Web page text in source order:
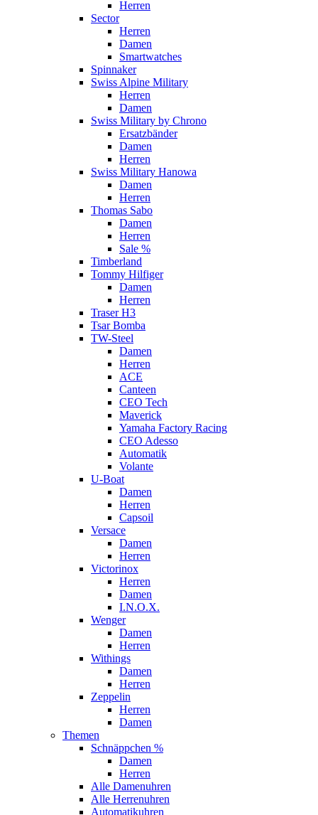
Herren
Sector
Herren
Damen
Smartwatches
Spinnaker
Swiss Alpine Military
Herren
Damen
Swiss Military by Chrono
Ersatzbänder
Damen
Herren
Swiss Military Hanowa
Damen
Herren
Thomas Sabo
Damen
Herren
Sale %
Timberland
Tommy Hilfiger
Damen
Herren
Traser H3
Tsar Bomba
TW-Steel
Damen
Herren
ACE
Canteen
CEO Tech
Maverick
Yamaha Factory Racing
CEO Adesso
Automatik
Volante
U-Boat
Damen
Herren
Capsoil
Versace
Damen
Herren
Victorinox
Herren
Damen
I.N.O.X.
Wenger
Damen
Herren
Withings
Damen
Herren
Zeppelin
Herren
Damen
Themen
Schnäppchen %
Damen
Herren
Alle Damenuhren
Alle Herrenuhren
Automatikuhren